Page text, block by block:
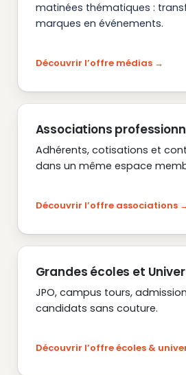
matinées thématiques :
marques en événements.
Découvrir l’offre médias
Associations
Adhérents, cotisations et
dans un même espace
Découvrir l’offre associations
Grandes écoles et
JPO, campus tours,
candidats sans couture.
Découvrir l’offre écoles &